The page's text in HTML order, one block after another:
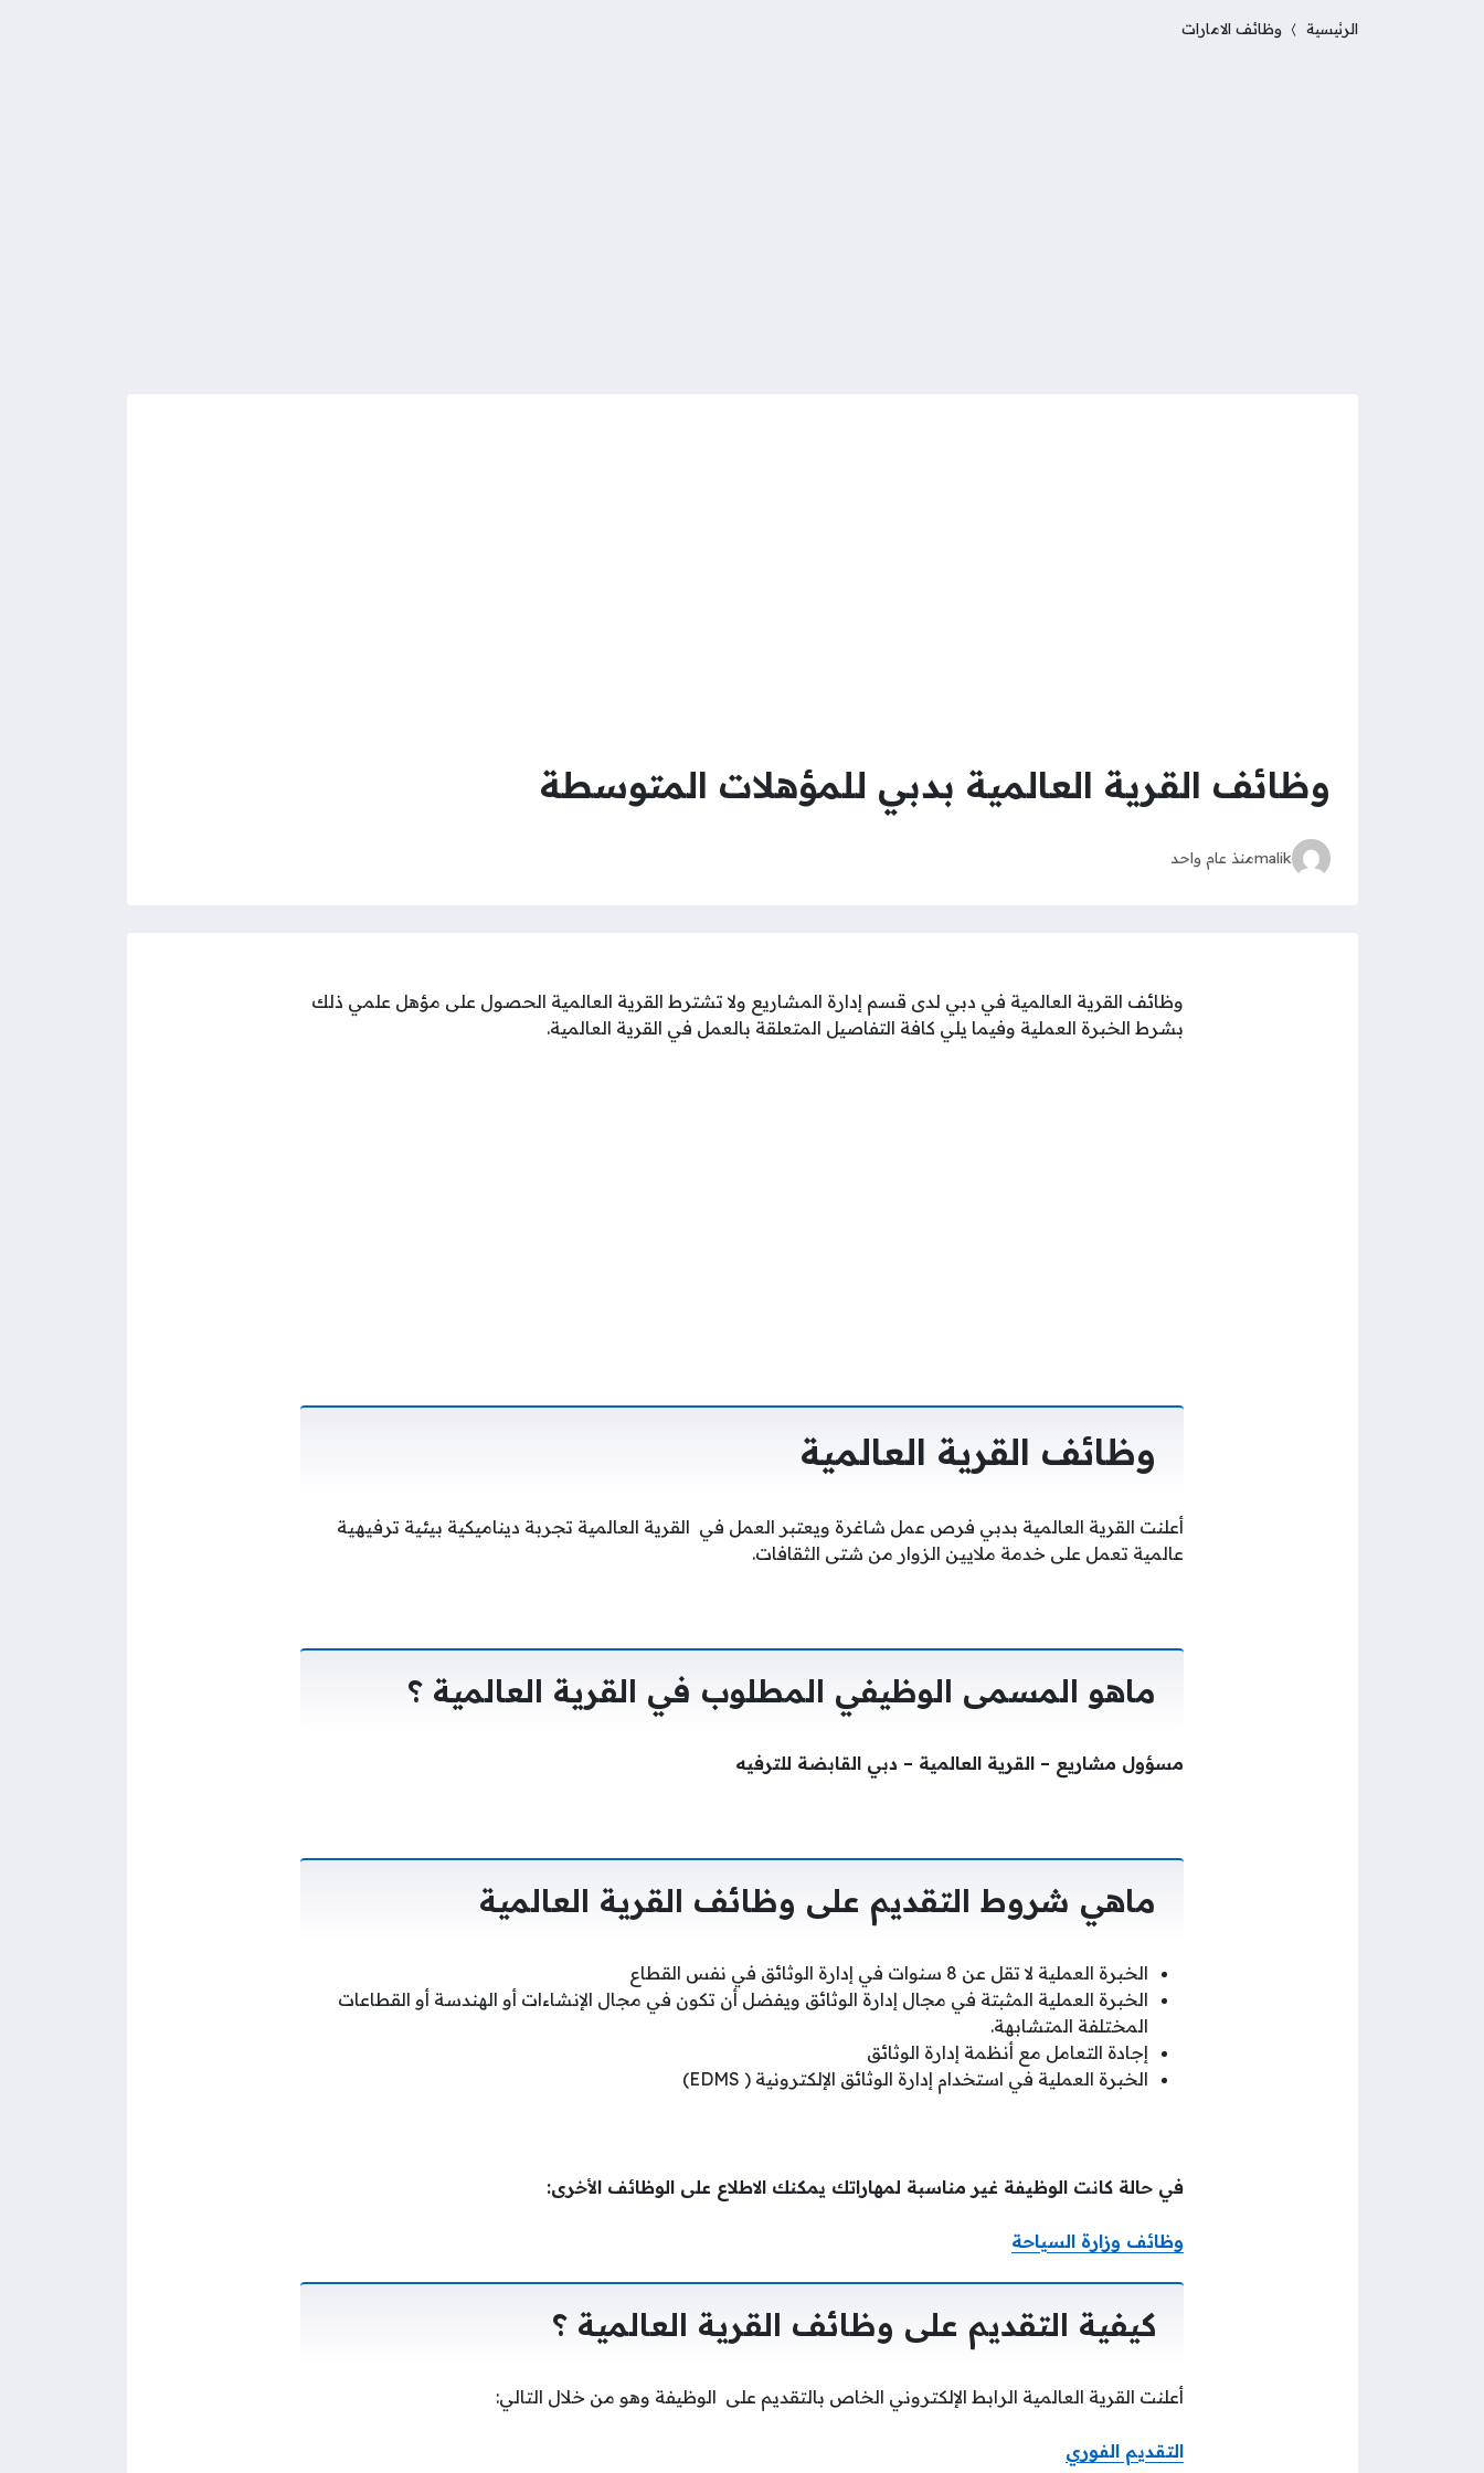
الرئيسية وظائف الامارات
وظائف القرية العالمية بدبي للمؤهلات المتوسطة
malikمنذ عام واحد
وظائف القرية العالمية في دبي لدى قسم إدارة المشاريع ولا تشترط القرية العالمية الحصول على مؤهل علمي ذلك
بشرط الخبرة العملية وفيما يلي كافة التفاصيل المتعلقة بالعمل في القرية العالمية.
وظائف القرية العالمية
أعلنت القرية العالمية بدبي فرص عمل شاغرة ويعتبر العمل في القرية العالمية تجربة ديناميكية بيئية ترفيهية
عالمية تعمل على خدمة ملايين الزوار من شتى الثقافات.
ماهو المسمى الوظيفي المطلوب في القرية العالمية ؟
مسؤول مشاريع – القرية العالمية – دبي القابضة للترفيه
ماهي شروط التقديم على وظائف القرية العالمية
الخبرة العملية لا تقل عن 8 سنوات في إدارة الوثائق في نفس القطاع
الخبرة العملية المثبتة في مجال إدارة الوثائق ويفضل أن تكون في مجال الإنشاءات أو الهندسة أو القطاعات
المختلفة المتشابهة.
إجادة التعامل مع أنظمة إدارة الوثائق
الخبرة العملية في استخدام إدارة الوثائق الإلكترونية ( EDMS)
في حالة كانت الوظيفة غير مناسبة لمهاراتك يمكنك الاطلاع على الوظائف الأخرى:
وظائف وزارة السياحة
كيفية التقديم على وظائف القرية العالمية ؟
أعلنت القرية العالمية الرابط الإلكتروني الخاص بالتقديم على الوظيفة وهو من خلال التالي:
التقديم الفوري